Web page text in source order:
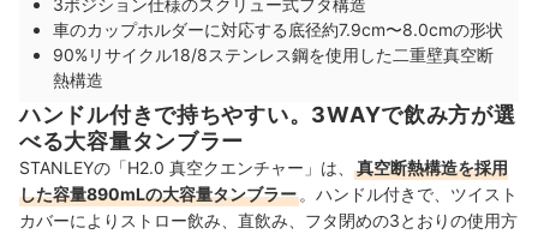
車のカップホルダーに対応する底径約7.9cm〜8.0cmの形状
90%リサイクル18/8ステンレス鋼を使用した二重壁真空断
熱構造
ハンドル付きで持ちやすい。3WAYで飲み方が選
べる大容量タンブラー
STANLEYの「H2.0 真空クエンチャー」は、
真空断熱構造を採用
した容量890mLの大容量タンブラー 。ハンドル付きで、ツイスト
カバーによりストロー飲み、直飲み、フタ閉めの3とおりの使用方